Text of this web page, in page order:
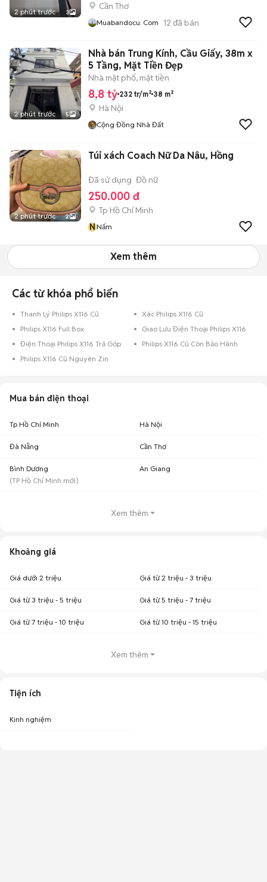
2 phút trước 3
Cần Thơ
Muabandocu. Com 12 đã bán
2 phút trước 5
Nhà bán Trung Kính, Cầu Giấy, 38m x
5 Tầng, Mặt Tiền Đẹp
Nhà mặt phố, mặt tiền
8,8 tỷ 232 tr/m² 38 m²
Hà Nội
Cộng Đồng Nhà Đất
2 phút trước 2
Túi xách Coach Nữ Da Nâu, Hồng
Đã sử dụng Đồ nữ
250.000 đ
Tp Hồ Chí Minh
NNấm
Xem thêm
Các từ khóa phổ biến
Thanh Lý Philips X116 Cũ
Xác Philips X116 Cũ
Philips X116 Full Box
Giao Lưu Điện Thoại Philips X116
Điện Thoại Philips X116 Trả Góp
Philips X116 Cũ Còn Bảo Hành
Philips X116 Cũ Nguyên Zin
Mua bán điện thoại
Tp Hồ Chí Minh Hà Nội
Đà Nẵng Cần Thơ
Bình Dương
(TP Hồ Chí Minh mới)
An Giang
Xem thêm
Khoảng giá
Giá dưới 2 triệu Giá từ 2 triệu - 3 triệu
Giá từ 3 triệu - 5 triệu Giá từ 5 triệu - 7 triệu
Giá từ 7 triệu - 10 triệu Giá từ 10 triệu - 15 triệu
Xem thêm
Tiện ích
Kinh nghiệm